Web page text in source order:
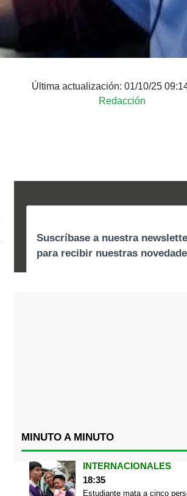
Última actualización: 01/10/25
Redacción
MINUTO A MINUTO
INTERNACIONALES
18:35
Estudiante mata a cinco